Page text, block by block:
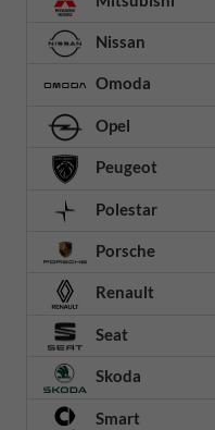
Nissan
Omoda
Opel
Peugeot
Polestar
Porsche
Renault
Seat
Skoda
Smart